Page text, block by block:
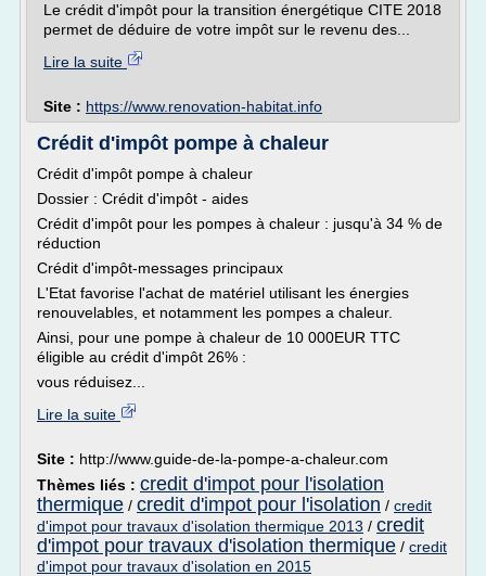
Le crédit d'impôt pour la transition énergétique CITE 2018
permet de déduire de votre impôt sur le revenu des...
Lire la suite
Site : https://www.renovation-habitat.info
Crédit d'impôt pompe à chaleur
Crédit d'impôt pompe à chaleur
Dossier : Crédit d'impôt - aides
Crédit d'impôt pour les pompes à chaleur : jusqu'à 34 % de
réduction
Crédit d'impôt-messages principaux
L'Etat favorise l'achat de matériel utilisant les énergies
renouvelables, et notamment les pompes a chaleur.
Ainsi, pour une pompe à chaleur de 10 000EUR TTC
éligible au crédit d'impôt 26% :
vous réduisez...
Lire la suite
Site : http://www.guide-de-la-pompe-a-chaleur.com
Thèmes liés : credit d'impot pour l'isolation
thermique / credit d'impot pour l'isolation / credit
d'impot pour travaux d'isolation thermique 2013 / credit
d'impot pour travaux d'isolation thermique / credit
d'impot pour travaux d'isolation en 2015